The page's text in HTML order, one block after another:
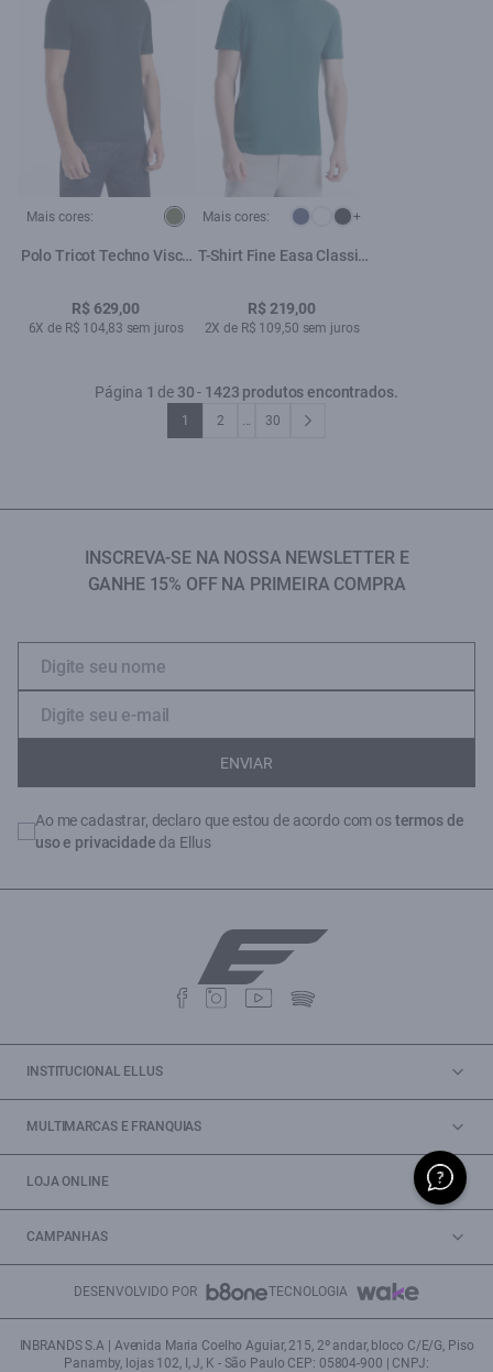
Mais cores:
Polo Tricot Techno Visco
R$ 629,00
6X de R$ 104,83 sem juros
Mais cores: +
T-Shirt Fine Easa Classic
R$ 219,00
2X de R$ 109,50 sem juros
Página 1 de 30- 1423 produtos encontrados.
1 2 ... 30
INSCREVA-SE NA NOSSA NEWSLETTER E
GANHE 15% OFF NA PRIMEIRA COMPRA
ENVIAR
Ao me cadastrar, declaro que estou de acordo com ostermos de
uso e privacidade da Ellus
INSTITUCIONAL ELLUS
MULTIMARCAS E FRANQUIAS
LOJA ONLINE
CAMPANHAS
DESENVOLVIDO POR TECNOLOGIA
INBRANDS S.A | Avenida Maria Coelho Aguiar, 215, 2º andar, bloco C/E/G, Piso
Panamby, lojas 102, I, J, K - São Paulo CEP: 05804-900 | CNPJ: